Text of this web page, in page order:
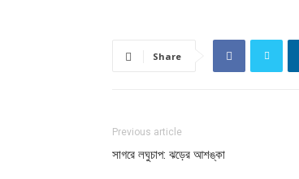
Share
Previous article
সাগরে লঘুচাপ: ঝড়ের আশঙ্কা